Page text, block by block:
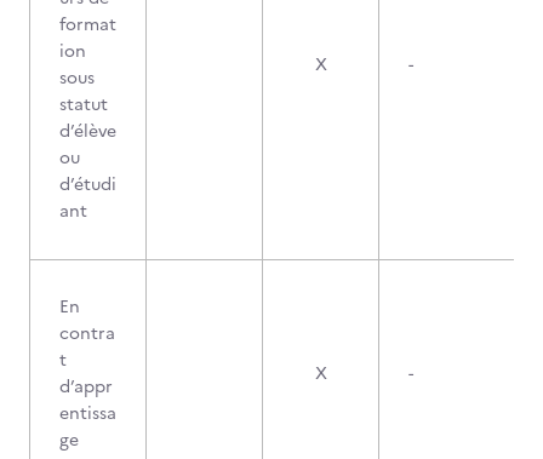
format
ion
sous
statut
d’élève
ou
d’étudi
ant
X -
En
contra
t
d’appr
entissa
ge
X -